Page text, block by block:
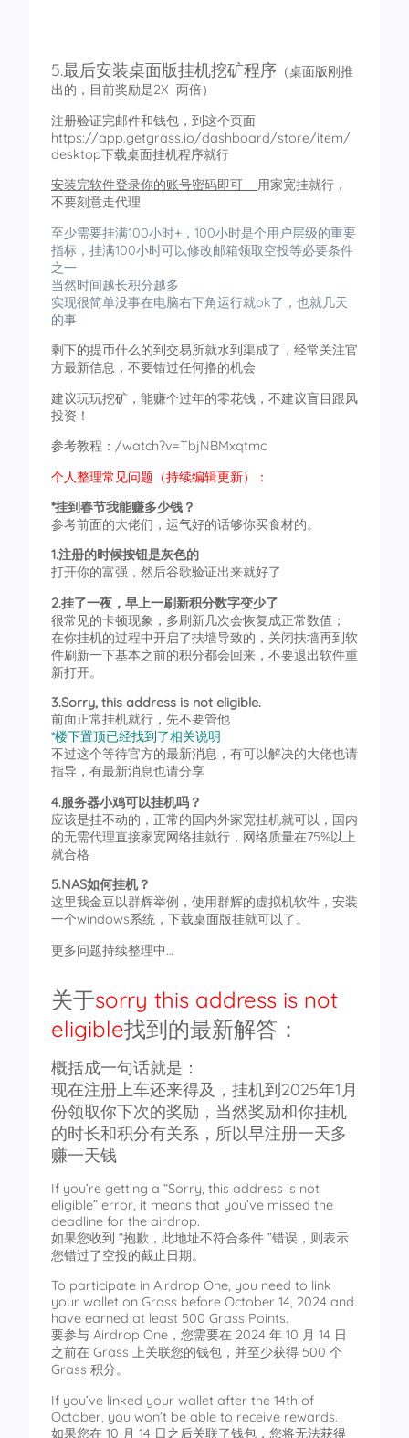
5.最后安装桌面版挂机挖矿程序 （桌面版刚推
出的，目前奖励是2X 两倍）
注册验证完邮件和钱包，到这个页面
https://app.getgrass.io/dashboard/store/item/
desktop下载桌面挂机程序就行
安装完软件登录你的账号密码即可 用家宽挂就行，
不要刻意走代理
至少需要挂满100小时+，100小时是个用户层级的重要
指标，挂满100小时可以修改邮箱领取空投等必要条件
之一
当然时间越长积分越多
实现很简单没事在电脑右下角运行就ok了，也就几天
的事
剩下的提币什么的到交易所就水到渠成了，经常关注官
方最新信息，不要错过任何撸的机会
建议玩玩挖矿，能赚个过年的零花钱，不建议盲目跟风
投资！
参考教程：/watch?v=TbjNBMxqtmc
个人整理常见问题（持续编辑更新）：
*挂到春节我能赚多少钱？
参考前面的大佬们，运气好的话够你买食材的。
1.注册的时候按钮是灰色的
打开你的富强，然后谷歌验证出来就好了
2.挂了一夜，早上一刷新积分数字变少了
很常见的卡顿现象，多刷新几次会恢复成正常数值；
在你挂机的过程中开启了扶墙导致的，关闭扶墙再到软
件刷新一下基本之前的积分都会回来，不要退出软件重
新打开。
3.Sorry, this address is not eligible.
前面正常挂机就行，先不要管他
*楼下置顶已经找到了相关说明
不过这个等待官方的最新消息，有可以解决的大佬也请
指导，有最新消息也请分享
4.服务器小鸡可以挂机吗？
应该是挂不动的，正常的国内外家宽挂机就可以，国内
的无需代理直接家宽网络挂就行，网络质量在75%以上
就合格
5.NAS如何挂机？
这里我金豆以群辉举例，使用群辉的虚拟机软件，安装
一个windows系统，下载桌面版挂就可以了。
更多问题持续整理中…
关于sorry this address is not
eligible找到的最新解答：
概括成一句话就是：
现在注册上车还来得及，挂机到2025年1月
份领取你下次的奖励，当然奖励和你挂机
的时长和积分有关系，所以早注册一天多
赚一天钱
If you’re getting a “Sorry, this address is not
eligible” error, it means that you’ve missed the
deadline for the airdrop.
如果您收到 “抱歉，此地址不符合条件 ”错误，则表示
您错过了空投的截止日期。
To participate in Airdrop One, you need to link
your wallet on Grass before October 14, 2024 and
have earned at least 500 Grass Points.
要参与 Airdrop One，您需要在 2024 年 10 月 14 日
之前在 Grass 上关联您的钱包，并至少获得 500 个
Grass 积分。
If you’ve linked your wallet after the 14th of
October, you won’t be able to receive rewards.
如果您在 10 月 14 日之后关联了钱包，您将无法获得